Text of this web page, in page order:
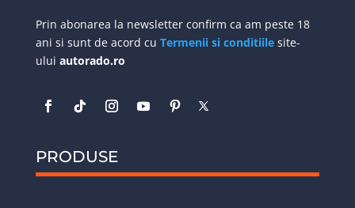
Prin abonarea la newsletter confirm ca am peste 18
ani si sunt de acord cu Termenii si conditiilesite-
ului autorado.ro
PRODUSE